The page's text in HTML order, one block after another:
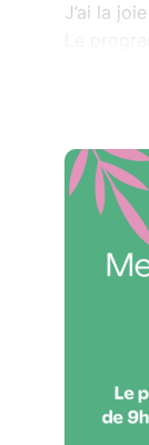
J’ai la
Le
Tu es
profiter
de
Puis,